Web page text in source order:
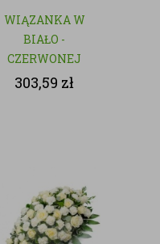
WIĄZANKA W
BIAŁO -
CZERWONEJ
KOLORYSTYCE
303,59 zł